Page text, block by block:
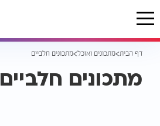
דף הבית מתכונים ואוכל מתכונים חלביים
מתכונים חלביים